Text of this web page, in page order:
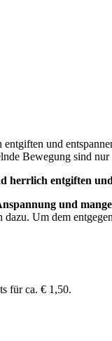
entgiften und
Bewegung sind
herrlich entgiften
und
Um dem
für ca. € 1,50.